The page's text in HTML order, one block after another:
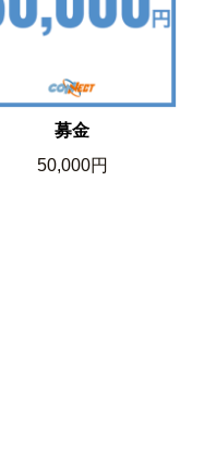
募金
50,000円